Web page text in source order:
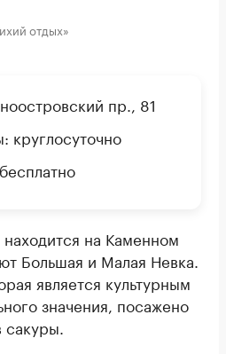
отдых»
пр., 81
круглосуточно
на Каменном
Большая и Малая Невка.
является культурным
значения, посажено
сакуры.